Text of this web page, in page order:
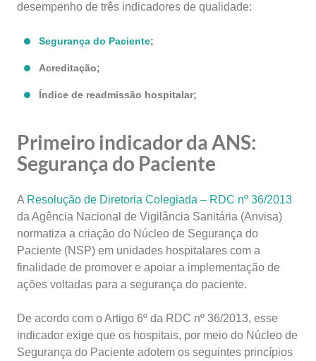
desempenho de três indicadores de qualidade:
Segurança do Paciente;
Acreditação;
Índice de readmissão hospitalar;
Primeiro indicador da ANS:
Segurança do Paciente
A Resolução de Diretoria Colegiada – RDC nº 36/2013
da Agência Nacional de Vigilância Sanitária (Anvisa)
normatiza a criação do Núcleo de Segurança do
Paciente (NSP) em unidades hospitalares com a
finalidade de promover e apoiar a implementação de
ações voltadas para a segurança do paciente.
De acordo com o Artigo 6º da RDC nº 36/2013, esse
indicador exige que os hospitais, por meio do Núcleo de
Segurança do Paciente adotem os seguintes princípios